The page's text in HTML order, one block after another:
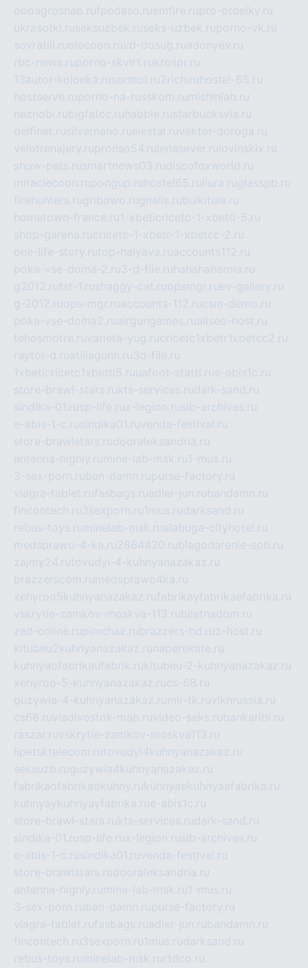
oooagrosnab.rufpodaso.ruemfire.rupro-otdelky.ru
ukrasotki.ruseksuzbek.ruseks-uzbek.ruporno-vk.ru
sovratili.ruolecoon.ruvd-dosug.ruadonyev.ru
rbc-news.ruporno-skvirt.rukrospr.ru
13autor-kolonka.rusormol.ru2rich.ru hostel-65.ru
hostserve.ruporno-na-russkom.ru mishinlab.ru
neznobi.rubigfatcc.ru habble.rustarbucksvia.ru
delfinet.rusilvernano.ruelestal.ruvektor-doroga.ru
velotrenajery.rupronso54.ru lenasever.ru lovinskix.ru
show-pets.rusmartnews03.rudiscofoxworld.ru
miraclecoon.rupongup.ru hostel65.ru liura.ruglasspb.ru
firehunters.rugribowo.rugnalis.rubulkitula.ru
hometown-france.ru1-xbeticricetc-1-xbetti-5.ru
shop-garena.rucricetc-1-xbetr-1-xbetcc-2.ru
one-life-story.rutop-halyava.ruaccounts112.ru
poka-vse-doma-2.ru3-d-file.ru hahahaharms.ru
g2012.rutst-1.rushaggy-cat.ruopsmgr.ruev-gallery.ru
g-2012.ruops-mgr.ruaccounts-112.rucsm-demo.ru
poka-vse-doma2.ruairgungames.ruallseo-host.ru
tehosmotre.ruvarieta-yug.rucricetc1xbetr1xbetcc2.ru
raytor-d.ruatillagunn.ru3d-file.ru
1xbeticricetc1xbetti5.ruuafoot-statti.rue-abis1c.ru
store-brawl-stars.rukts-services.rudark-sand.ru
sindika-01.rusp-life.rux-legion.rusib-archives.ru
e-abis-1-c.rusindika01.ruvenda-festival.ru
store-brawlstars.rudooraleksandria.ru
antenna-highly.ru mine-lab-msk.ru1-mus.ru
3-sex-porn.ruban-damn.rupurse-factory.ru
viagra-tablet.rufasbags.ruadler-jun.rubandamn.ru
fincontech.ru3sexporn.ru1mus.rudarksand.ru
rebus-toys.ru minelab-msk.rualabuga-cityhotel.ru
medsprawo-4-ka.ru2864420.rublagodarenie-spb.ru
zajmy24.rutovudyi-4-kuhnyanazakaz.ru
brazzerscom.ru medsprawo4ka.ru
xehyroo5kuhnyanazakaz.rufabrikayfabrikaefabrika.ru
vskrytie-zamkov-moskva-113.rubiletnadom.ru
zed-online.rupimchax.rubrazzers-hd.ruz-host.ru
kitubeu2kuhnyanazakaz.ru naperekate.ru
kuhnyaofabrikaufabrik.rukitubeu-2-kuhnyanazakaz.ru
xehyroo-5-kuhnyanazakaz.rucs-68.ru
guzywia-4-kuhnyanazakaz.ru mir-tk.ruvlknrussia.ru
cs68.ruvladivostok-map.ruvideo-seks.rubankaribi.ru
raszar.ruvskrytie-zamkov-moskva113.ru
lipetsktelecom.rutovudyi4kuhnyanazakaz.ru
seksuzb.ruguzywia4kuhnyanazakaz.ru
fabrikaofabrikaokuhny.rukuhnyaekuhnyaafabrika.ru
kuhnyaykuhnyayfabrika.rue-abis1c.ru
store-brawl-stars.rukts-services.rudark-sand.ru
sindika-01.rusp-life.rux-legion.rusib-archives.ru
e-abis-1-c.rusindika01.ruvenda-festival.ru
store-brawlstars.rudooraleksandria.ru
antenna-highly.ru mine-lab-msk.ru1-mus.ru
3-sex-porn.ruban-damn.rupurse-factory.ru
viagra-tablet.rufasbags.ruadler-jun.rubandamn.ru
fincontech.ru3sexporn.ru1mus.rudarksand.ru
rebus-toys.ru minelab-msk.ru rtdco.ru